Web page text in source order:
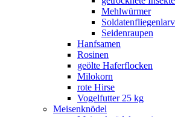
Mehlwürmer
Seidenraupen
Hanfsamen
Rosinen
geölte Haferflocken
Milokorn
rote Hirse
Vogelfutter 25 kg
Meisenknödel